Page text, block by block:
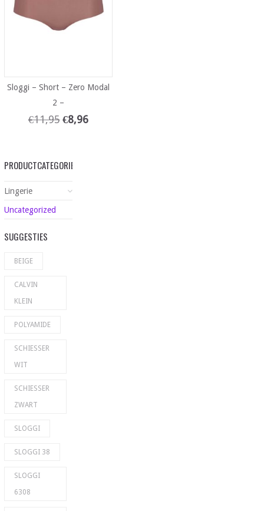
Sloggi – Short – Zero Modal
2 –
€11,95 €8,96
PRODUCTCATEGORIEËN
Lingerie
Uncategorized
SUGGESTIES
BEIGE
CALVIN
KLEIN
POLYAMIDE
SCHIESSER
WIT
SCHIESSER
ZWART
SLOGGI
SLOGGI 38
SLOGGI
6308